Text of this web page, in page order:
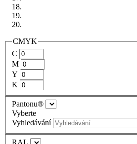
CMYK
C
M
Y
K
Pantonu®
Vyberte
Vyhledávání
RAL